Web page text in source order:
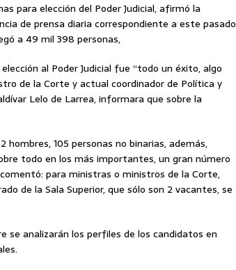
para elección del Poder Judicial, afirmó la
de prensa diaria correspondiente a este pasado
a 49 mil 398 personas,
al Poder Judicial fue “todo un éxito, algo
de la Corte y actual coordinador de Política y
Lelo de Larrea, informara que sobre la
hombres, 105 personas no binarias, además,
todo en los más importantes, un gran número
para ministras o ministros de la Corte,
de la Sala Superior, que sólo son 2 vacantes, se
se analizarán los perfiles de los candidatos en